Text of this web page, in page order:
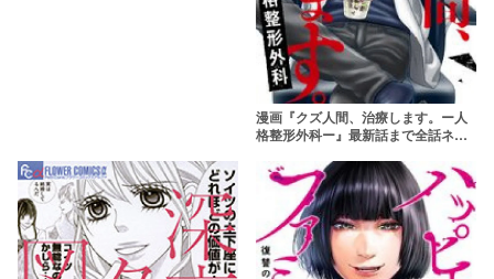
漫画『クズ人間、治療します。ー人
格整形外科ー』最新話まで全話ネタ
追いつめるクズを治す